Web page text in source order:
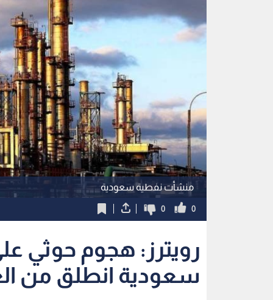
منشأت نفطية سعودية
0
0
رويترز: هجوم حوثي
سعودية انطلق من